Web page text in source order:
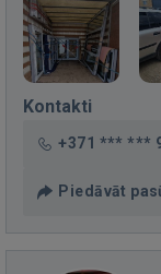
Kontakti
+371 *** ***
Piedāvāt